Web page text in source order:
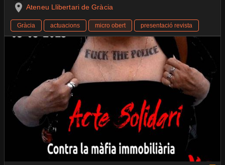
Ateneu Llibertari de Gràcia
Gràcia actuacions micro obert presentació revista